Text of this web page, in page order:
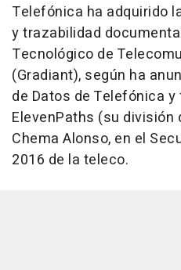
Telefónica ha adquirido
y trazabilidad
Tecnológico de
(Gradiant), según ha
de Datos de Telefónica
ElevenPaths (su división
Chema Alonso, en el
2016 de la teleco.